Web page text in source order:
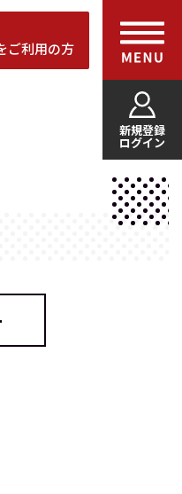
新規登録
ログイン
ご利用の方